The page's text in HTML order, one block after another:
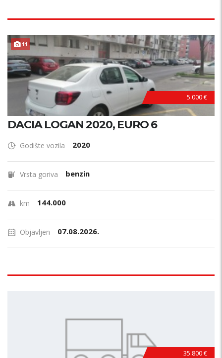
11
5.000 €
DACIA LOGAN 2020, EURO 6
Godište vozila 2020
Vrsta goriva benzin
km 144.000
Objavljen 07.08.2026.
35.800 €